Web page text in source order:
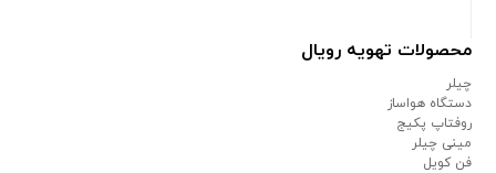
محصولات تهویه رویال
چیلر
دستگاه هواساز
روفتاپ پکیج
مینی چیلر
فن کویل